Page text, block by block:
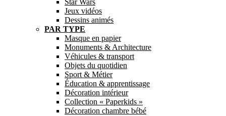
Star Wars
Jeux vidéos
Dessins animés
PAR TYPE
Masque en papier
Monuments & Architecture
Véhicules & transport
Objets du quotidien
Sport & Métier
Éducation & apprentissage
Décoration intérieur
Collection « Paperkids »
Décoration chambre bébé